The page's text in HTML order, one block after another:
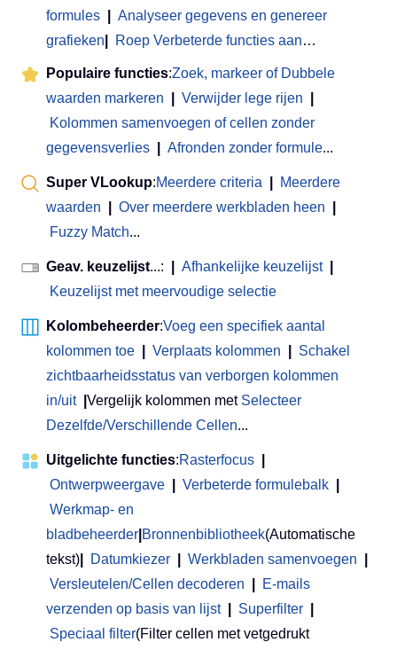
formules
Analyseer gegevens en genereer
grafieken
Roep Verbeterde functies aan…
Populaire functies:Zoek, markeer of Dubbele
waarden markeren
Verwijder lege rijen
Kolommen samenvoegen of cellen zonder
gegevensverlies
Afronden zonder formule...
Super VLookup:Meerdere criteria
Meerdere
waarden
Over meerdere werkbladen heen
Fuzzy Match...
Geav. keuzelijst...: Afhankelijke keuzelijst
Keuzelijst met meervoudige selectie
Kolombeheerder:Voeg een specifiek aantal
kolommen toe
Verplaats kolommen
Schakel
zichtbaarheidsstatus van verborgen kolommen
in/uit
Vergelijk kolommen met Selecteer
Dezelfde/Verschillende Cellen...
Uitgelichte functies:Rasterfocus
Ontwerpweergave
Verbeterde formulebalk
Werkmap- en
bladbeheerder Bronnenbibliotheek(Automatische
tekst)
Datumkiezer Werkbladen samenvoegen
Versleutelen/Cellen decoderen
E-mails
verzenden op basis van lijst
Superfilter
Speciaal filter(Filter cellen met vetgedrukt